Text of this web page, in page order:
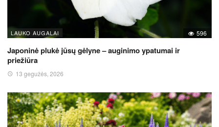
LAUKO AUGALAI 596
Japoninė plukė jūsų gėlyne – auginimo ypatumai ir
priežiūra
13 gegužės, 2026